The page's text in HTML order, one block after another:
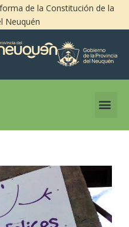
de la Constitución de la
Neuquén